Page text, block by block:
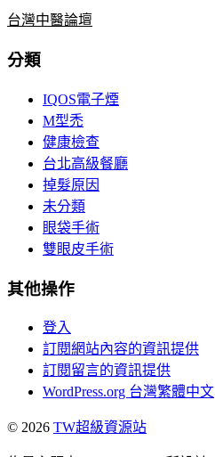
台灣中醫論壇
分類
IQOS電子煙
M型禿
健康檢查
台北高級餐廳
掉髮原因
未分類
眼袋手術
雙眼皮手術
其他操作
登入
訂閱網站內容的資訊提供
訂閱留言的資訊提供
WordPress.org 台灣繁體中文
© 2026 TW超級資源站